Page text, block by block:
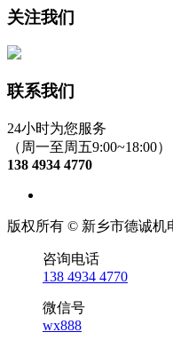
关注我们
联系我们
24小时为您服务
（周一至周五9:00~18:00）
138 4934 4770
版权所有 © 新乡市德诚
咨询电话
138 4934 4770
微信号
wx888